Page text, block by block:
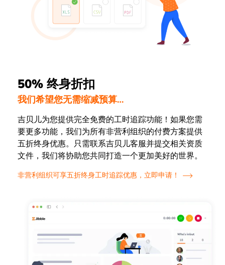
50% 终身折扣
我们希望您无需缩减预算…
吉贝儿为您提供完全免费的工时追踪功能！如果您需
要更多功能，我们为所有非营利组织的付费方案提供
五折终身优惠。只需联系吉贝儿客服并提交相关资质
文件，我们将协助您共同打造一个更加美好的世界。
非营利组织可享五折终身工时追踪优惠，立即申请！